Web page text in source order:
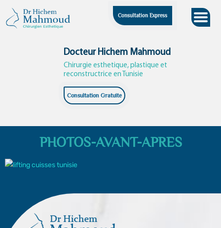
content
Consultation Express
Docteur Hichem Mahmoud
Chirurgie esthetique, plastique et
reconstructrice en Tunisie
Consultation Gratuite
PHOTOS-AVANT-APRES